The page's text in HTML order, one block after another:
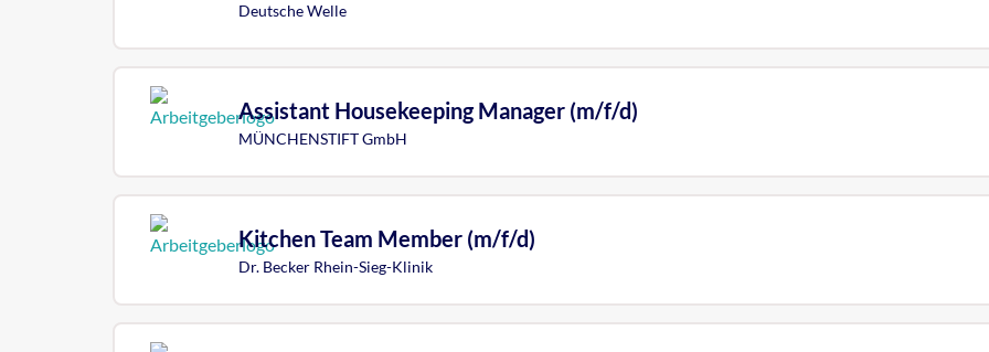
Deutsche Welle
Assistant Housekeeping Manager (m/f/d)
MÜNCHENSTIFT GmbH
Kitchen Team Member (m/f/d)
Dr. Becker Rhein-Sieg-Klinik